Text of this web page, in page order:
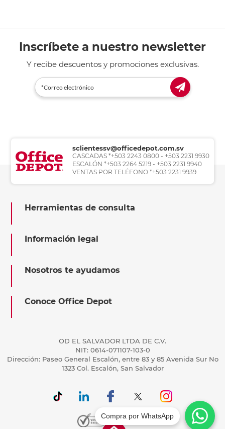
Inscríbete a nuestro newsletter
Y recibe descuentos y promociones exclusivas.
sclientessv@officedepot.com.sv
CASCADAS *+503 2243 0800 - +503 2231 9930
ESCALÓN *+503 2264 5219 - +503 2231 9940
VENTAS POR TELÉFONO *+503 2231 9939
Herramientas de consulta
Información legal
Nosotros te ayudamos
Conoce Office Depot
OD EL SALVADOR LTDA DE C.V.
NIT: 0614-071107-103-0
Dirección: Paseo General Escalón, entre 83 y 85 Avenida Sur No
1323 Col. Escalón, San Salvador
Compra por WhatsApp